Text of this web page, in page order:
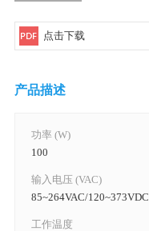
点击下载
产品描述
功率 (W)
100
输入电压 (VAC)
85~264VAC/120~373VDC
工作温度